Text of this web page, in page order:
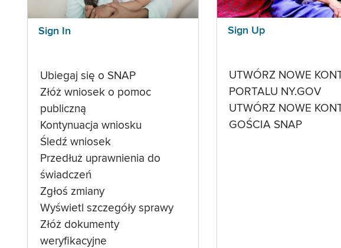
Sign In
Ubiegaj się o SNAP
Złóż wniosek o pomoc
publiczną
Kontynuacja wniosku
Śledź wniosek
Przedłuż uprawnienia do
świadczeń
Zgłoś zmiany
Wyświetl szczegóły sprawy
Złóż dokumenty
weryfikacyjne
Sign Up
UTWÓRZ NOWE
PORTALU NY.GOV
UTWÓRZ NOWE
GOŚCIA SNAP